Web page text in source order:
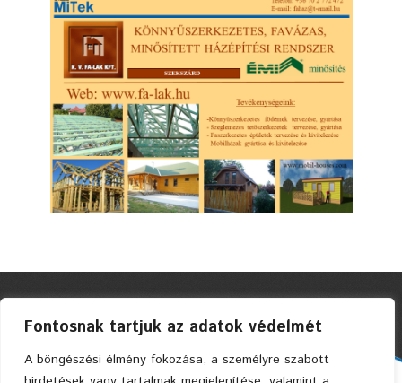
Fontosnak tartjuk az adatok védelmét
A böngészési élmény fokozása, a személyre szabott